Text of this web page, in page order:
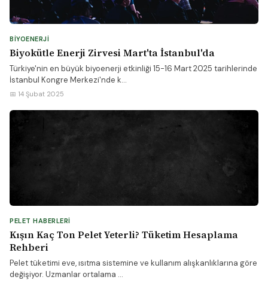
BIYOENERJI
Biyokütle Enerji Zirvesi Mart'ta İstanbul'da
Türkiye'nin en büyük biyoenerji etkinliği 15-16 Mart 2025 tarihlerinde
İstanbul Kongre Merkezi'nde k...
📅 14 Şubat 2025
PELET HABERLERI
Kışın Kaç Ton Pelet Yeterli? Tüketim Hesaplama
Rehberi
Pelet tüketimi eve, ısıtma sistemine ve kullanım alışkanlıklarına göre
değişiyor. Uzmanlar ortalama ...